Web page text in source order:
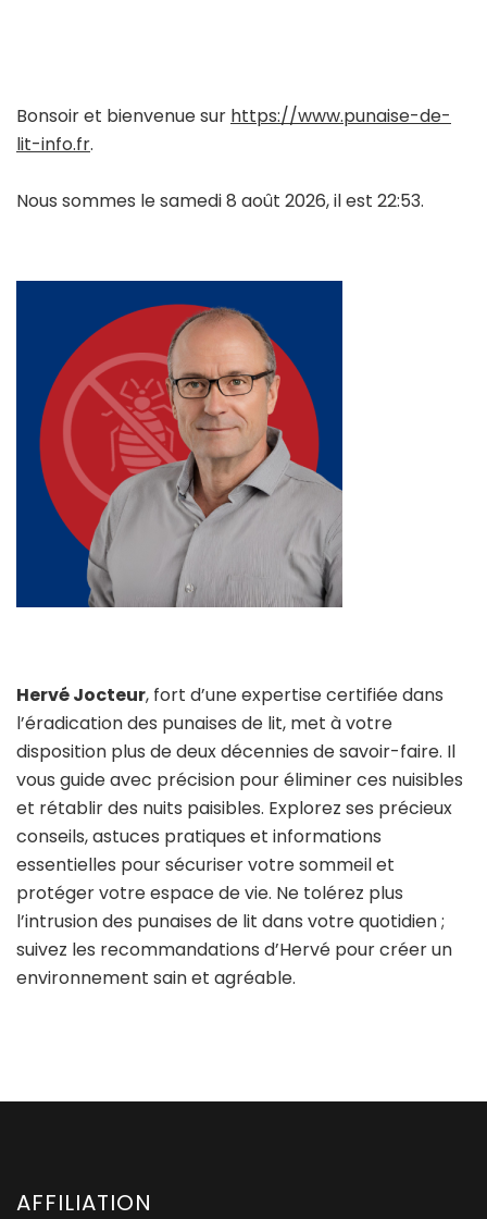
Bonsoir et bienvenue sur https://www.punaise-de-
lit-info.fr.
Nous sommes le samedi 8 août 2026, il est 22:53.
Hervé Jocteur, fort d’une expertise certifiée dans
l’éradication des punaises de lit, met à votre
disposition plus de deux décennies de savoir-faire. Il
vous guide avec précision pour éliminer ces nuisibles
et rétablir des nuits paisibles. Explorez ses précieux
conseils, astuces pratiques et informations
essentielles pour sécuriser votre sommeil et
protéger votre espace de vie. Ne tolérez plus
l’intrusion des punaises de lit dans votre quotidien ;
suivez les recommandations d’Hervé pour créer un
environnement sain et agréable.
AFFILIATION